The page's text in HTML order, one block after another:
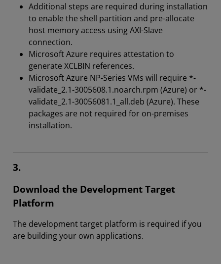
Additional steps are required during installation
to enable the shell partition and pre-allocate
host memory access using AXI-Slave
connection.
Microsoft Azure requires attestation to
generate XCLBIN references.
Microsoft Azure NP-Series VMs will require *-
validate_2.1-3005608.1.noarch.rpm (Azure) or *-
validate_2.1-30056081.1_all.deb (Azure). These
packages are not required for on-premises
installation.
3.
Download the Development Target
Platform
The development target platform is required if you
are building your own applications.